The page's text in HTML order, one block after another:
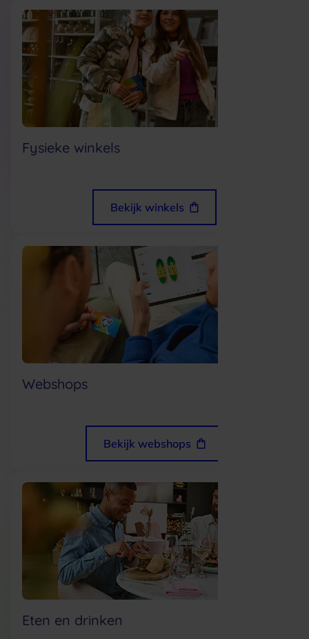
Fysieke winkels
Bekijk winkels
Webshops
Bekijk webshops
Eten en drinken